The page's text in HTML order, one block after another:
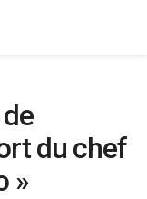
du chef
»